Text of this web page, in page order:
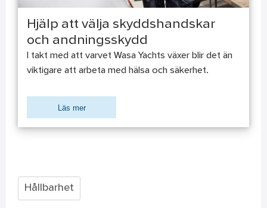
Hjälp att välja skyddshandskar
och andningsskydd
I takt med att varvet Wasa Yachts växer blir det än
viktigare att arbeta med hälsa och säkerhet.
Läs mer
Hållbarhet